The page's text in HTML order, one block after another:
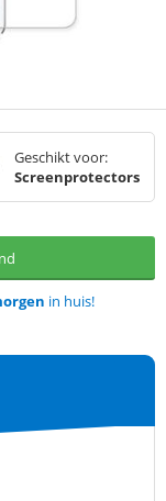
Geschikt voor:
Screenprotectors
in huis!